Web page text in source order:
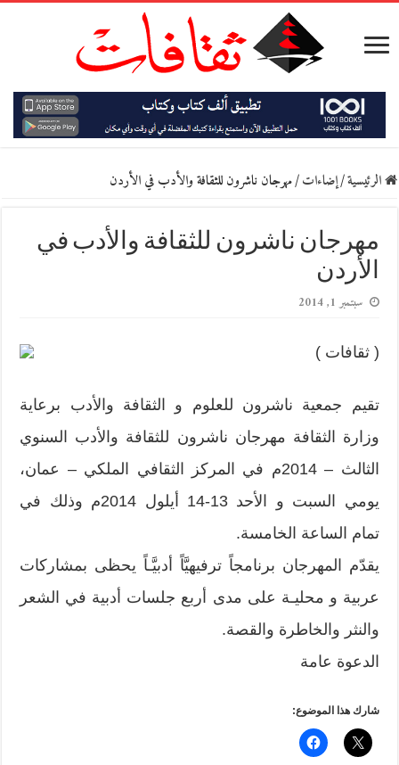
الرئيسية/إضاءات/مهرجان ناشرون للثقافة والأدب في الأردن
مهرجان ناشرون للثقافة والأدب في
الأردن
سبتمبر 1, 2014
( ثقافات )
تقيم جمعية ناشرون للعلوم و الثقافة والأدب برعاية
وزارة الثقافة مهرجان ناشرون للثقافة والأدب السنوي
الثالث – 2014م في المركز الثقافي الملكي – عمان،
يومي السبت و الأحد 13-14 أيلول 2014م وذلك في
تمام الساعة الخامسة.
يقدّم المهرجان برنامجاً ترفيهيَّاً أدبيَّـاً يحظى بمشاركات
عربية و محليـة على مدى أربع جلسات أدبية في الشعر
والنثر والخاطرة والقصة.
الدعوة عامة
شارك هذا الموضوع: